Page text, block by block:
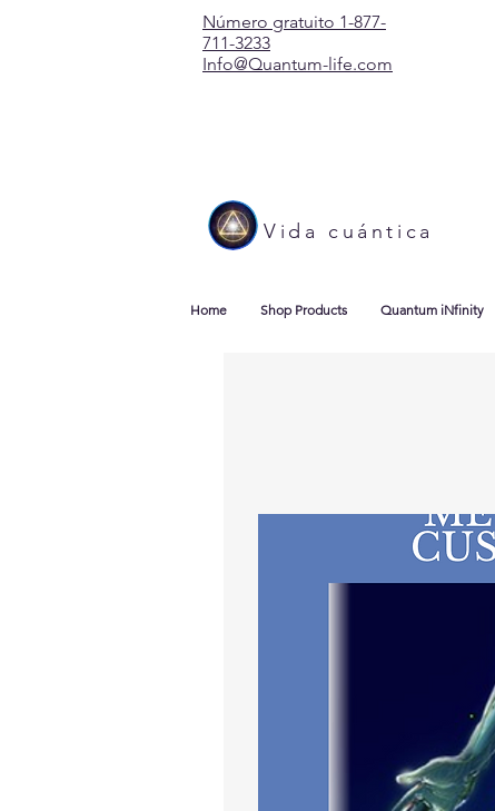
Número gratuito 1-877-
711-3233
Info@Quantum-life.com
Vida cuántica
Home Shop Products Quantum iNfinity